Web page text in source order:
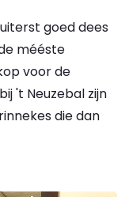
goed dees
mééste
voor de
't Neuzebal zijn
die dan